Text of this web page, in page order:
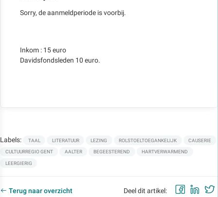
Sorry, de aanmeldperiode is voorbij.
Inkom : 15 euro
Davidsfondsleden 10 euro.
Labels: TAAL LITERATUUR LEZING ROLSTOELTOEGANKELIJK CAUSERIE
CULTUURREGIO GENT AALTER BEGEESTEREND HARTVERWARMEND
LEERGIERIG
Terug naar overzicht Deel dit artikel: